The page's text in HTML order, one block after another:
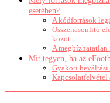
esetében?
A kódforrások
Összehasonlító
között
A
Mit tegyen, ha az
Gyakori
Kapcsolatfelvétel